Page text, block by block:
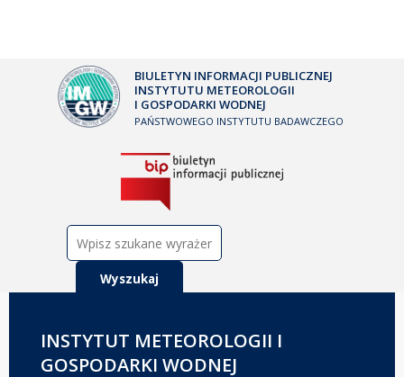
BIULETYN INFORMACJI PUBLICZNEJ
INSTYTUTU METEOROLOGII
I GOSPODARKI WODNEJ
PAŃSTWOWEGO INSTYTUTU BADAWCZEGO
INSTYTUT METEOROLOGII I
GOSPODARKI WODNEJ